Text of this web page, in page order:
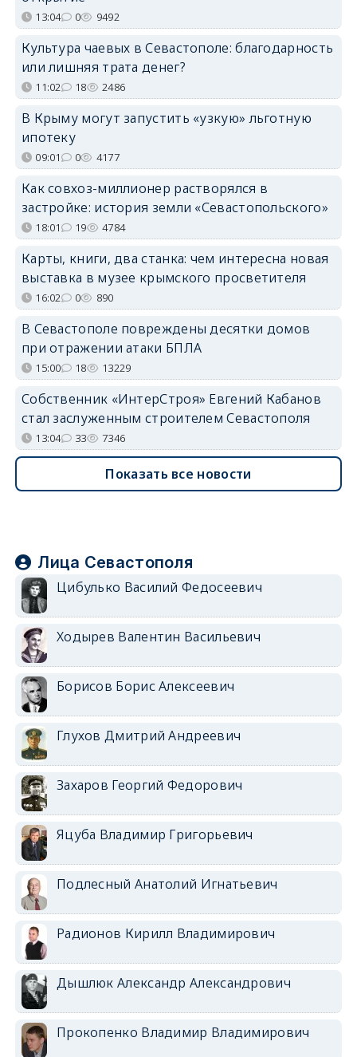
13:04 0 9492
Культура чаевых в Севастополе: благодарность
или лишняя трата денег?
11:02 18 2486
В Крыму могут запустить «узкую» льготную
ипотеку
09:01 0 4177
Как совхоз-миллионер растворялся в
застройке: история земли «Севастопольского»
18:01 19 4784
Карты, книги, два станка: чем интересна новая
выставка в музее крымского просветителя
16:02 0 890
В Севастополе повреждены десятки домов
при отражении атаки БПЛА
15:00 18 13229
Собственник «ИнтерСтроя» Евгений Кабанов
стал заслуженным строителем Севастополя
13:04 33 7346
Показать все новости
Лица Севастополя
Цибулько Василий Федосеевич
Ходырев Валентин Васильевич
Борисов Борис Алексеевич
Глухов Дмитрий Андреевич
Захаров Георгий Федорович
Яцуба Владимир Григорьевич
Подлесный Анатолий Игнатьевич
Радионов Кирилл Владимирович
Дышлюк Александр Александрович
Прокопенко Владимир Владимирович